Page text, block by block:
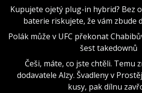
Kupujete ojetý plug-in hybrid? Bez
baterie riskujete, že vám zbude
Polák může v UFC překonat
šest takedownů
Češi, máte, co jste chtěli. Temu
dodavatele Alzy. Švadleny v
kusy, pak dílnu